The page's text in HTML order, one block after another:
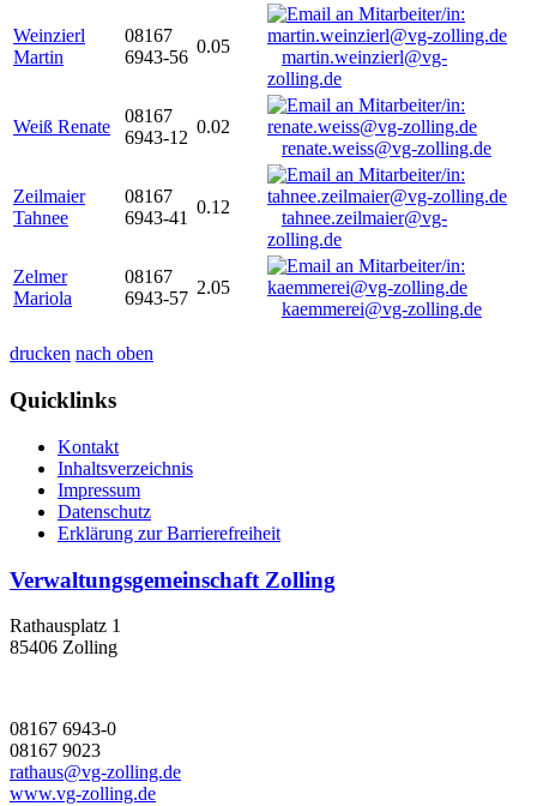
Weinzierl
Martin
08167
6943-56
0.05
martin.weinzierl@vg-
zolling.de
Weiß Renate
08167
6943-12
0.02
renate.weiss@vg-zolling.de
Zeilmaier
Tahnee
08167
6943-41
0.12
tahnee.zeilmaier@vg-
zolling.de
Zelmer
Mariola
08167
6943-57
2.05
kaemmerei@vg-zolling.de
drucken nach oben
Quicklinks
Kontakt
Inhaltsverzeichnis
Impressum
Datenschutz
Erklärung zur Barrierefreiheit
Verwaltungsgemeinschaft Zolling
Rathausplatz 1
85406 Zolling
08167 6943-0
08167 9023
rathaus@vg-zolling.de
www.vg-zolling.de